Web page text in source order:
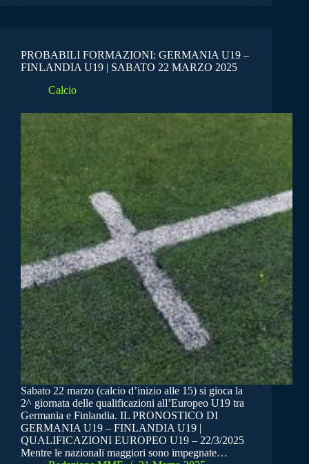
PROBABILI FORMAZIONI: GERMANIA U19 –
FINLANDIA U19 | SABATO 22 MARZO 2025
Calcio
Sabato 22 marzo (calcio d’inizio alle 15) si gioca la
2^ giornata delle qualificazioni all’Europeo U19 tra
Germania e Finlandia. IL PRONOSTICO DI
GERMANIA U19 – FINLANDIA U19 |
QUALIFICAZIONI EUROPEO U19 – 22/3/2025
Mentre le nazionali maggiori sono impegnate…